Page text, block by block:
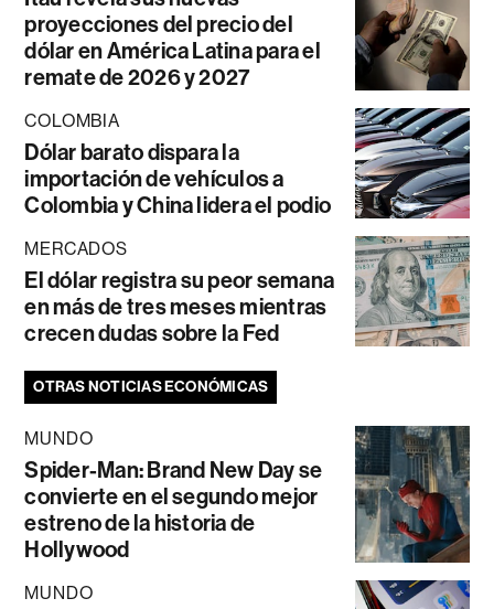
proyecciones del precio del
dólar en América Latina para el
remate de 2026 y 2027
COLOMBIA
Dólar barato dispara la
importación de vehículos a
Colombia y China lidera el podio
MERCADOS
El dólar registra su peor semana
en más de tres meses mientras
crecen dudas sobre la Fed
OTRAS NOTICIAS ECONÓMICAS
MUNDO
Spider-Man: Brand New Day se
convierte en el segundo mejor
estreno de la historia de
Hollywood
MUNDO